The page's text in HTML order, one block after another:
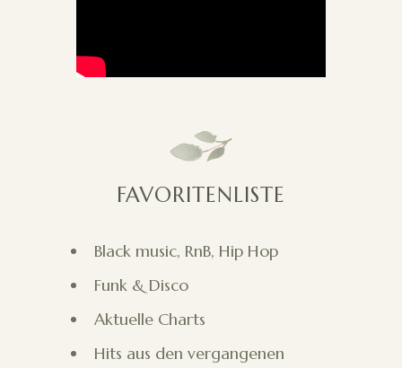
FAVORITENLISTE
Black music, RnB, Hip Hop
Funk & Disco
Aktuelle Charts
Hits aus den vergangenen